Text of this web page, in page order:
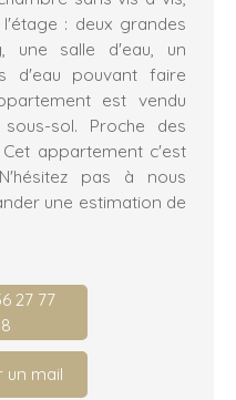
: deux grandes
une salle d'eau, un
d'eau pouvant faire
est vendu
sol. Proche des
appartement c'est
pas à nous
une estimation de
27 77
un mail